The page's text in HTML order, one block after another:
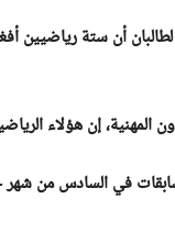
لطالبان أن ستة
الرياضيين سيقطعون مسافة ٩٠٠
في السادس من شهر